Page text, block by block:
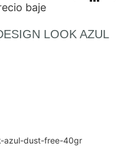
baje
LOOK AZUL
azul-dust-free-40gr